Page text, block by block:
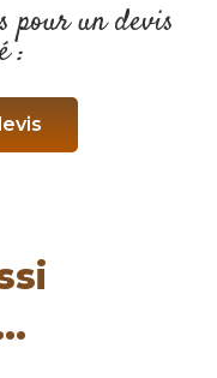
pour un devis
: